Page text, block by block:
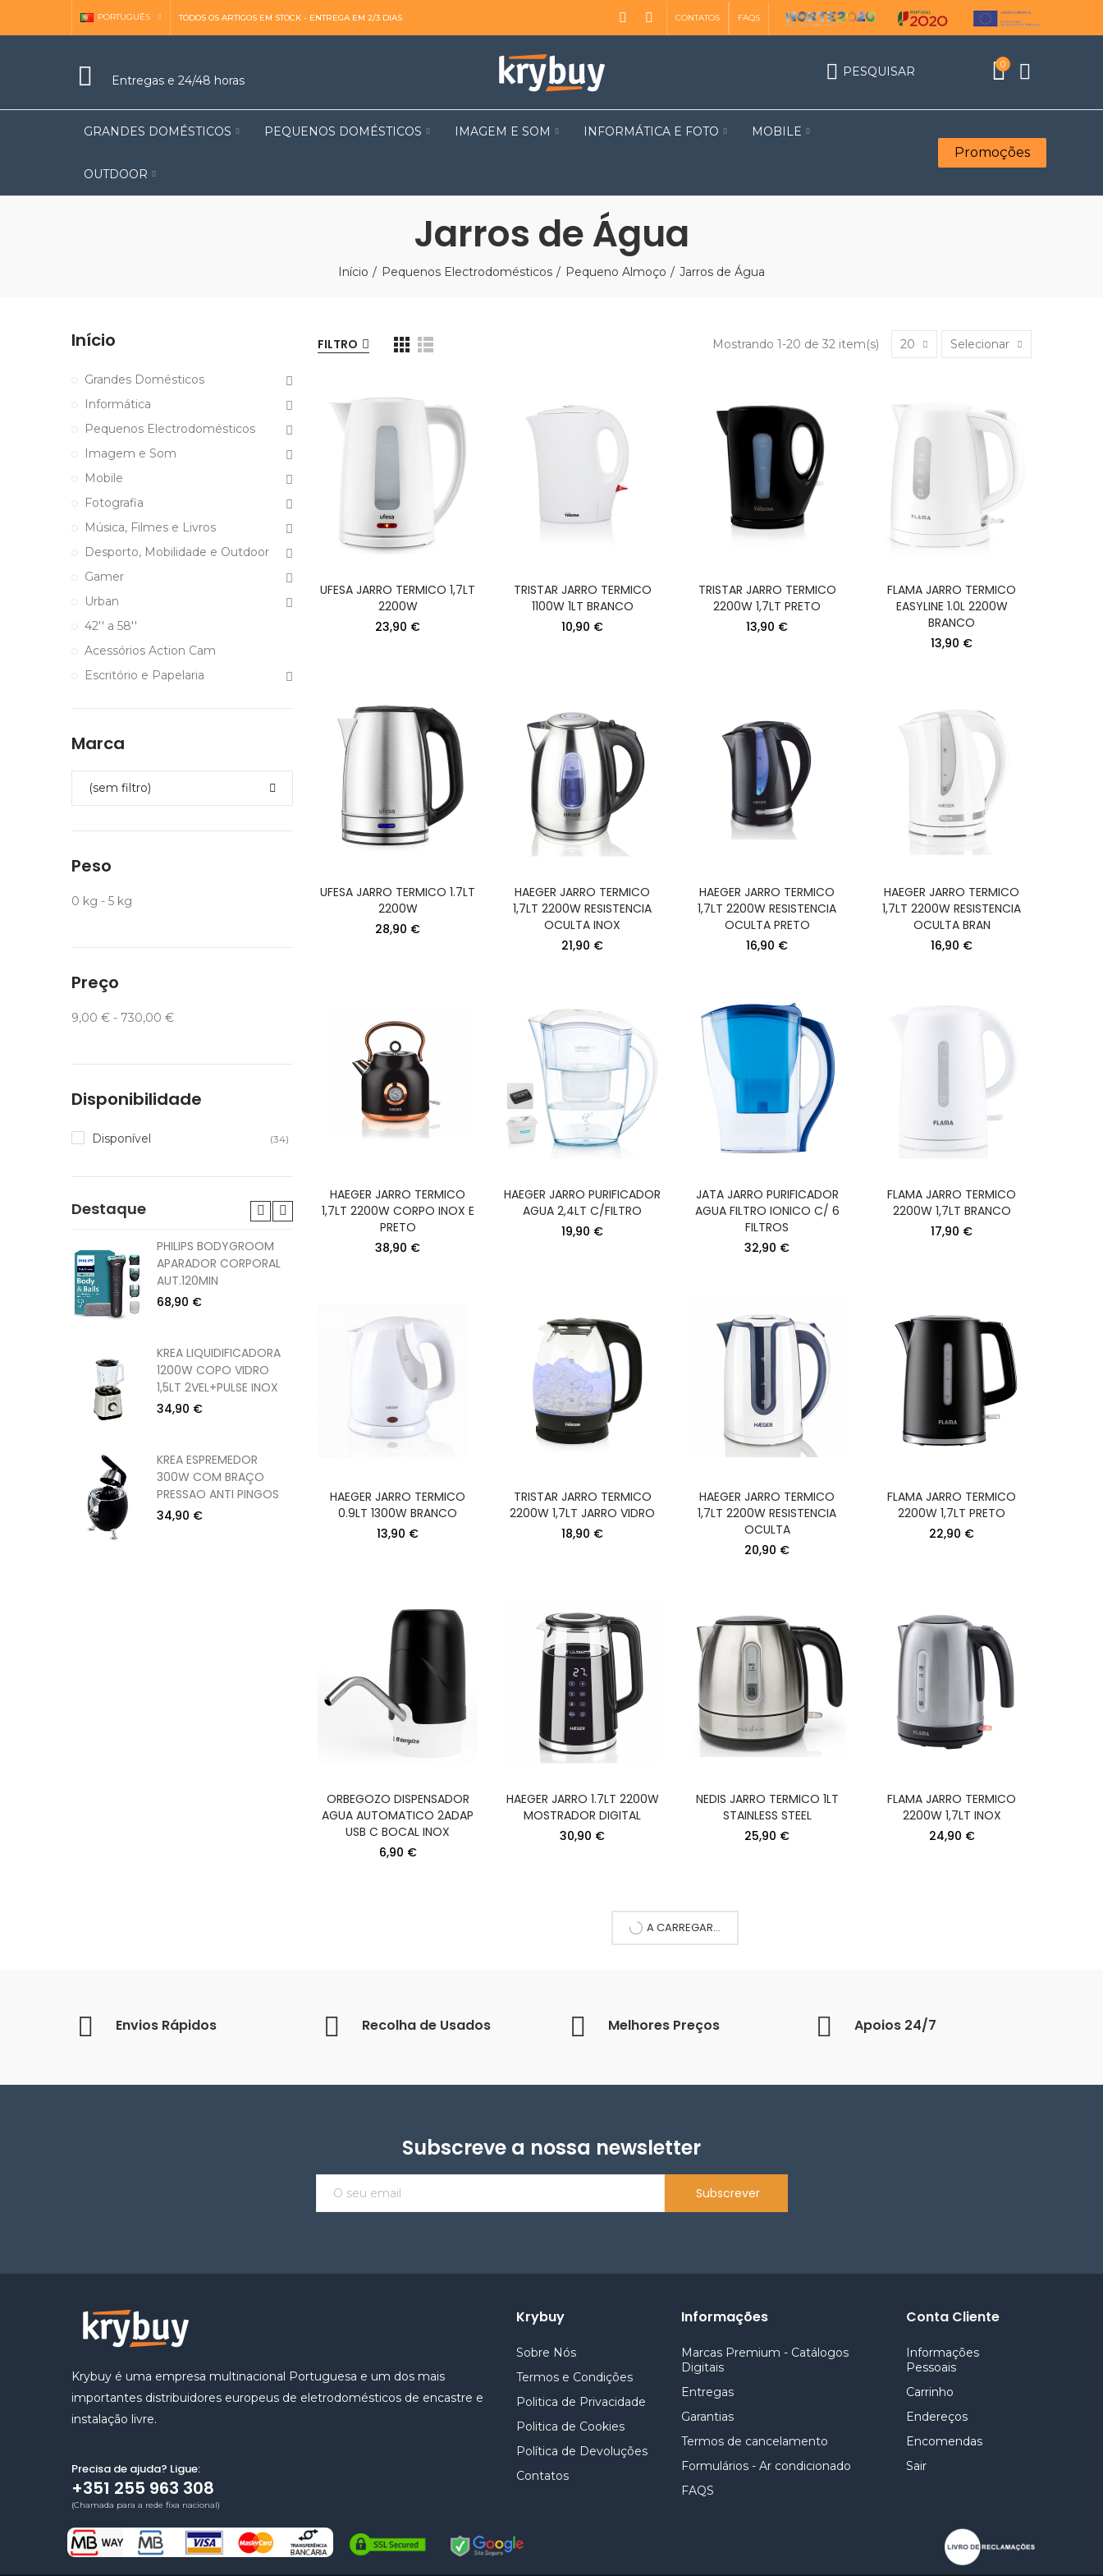
PORTUGUÊS TODOS OS ARTIGOS EM STOCK - ENTREGA EM 2/3 DIAS CONTATOS FAQS
Entregas e 24/48 horas
PESQUISAR 0
GRANDES DOMÉSTICOS PEQUENOS DOMÉSTICOS IMAGEM E SOM INFORMÁTICA E FOTO MOBILE
OUTDOOR
Promoções
Jarros de Água
Início Pequenos Electrodomésticos Pequeno Almoço Jarros de Água
FILTRO Mostrando 1-20 de 32 item(s) 20 Selecionar
UFESA JARRO TERMICO 1,7LT
2200W
23,90 €
TRISTAR JARRO TERMICO
1100W 1LT BRANCO
10,90 €
TRISTAR JARRO TERMICO
2200W 1,7LT PRETO
13,90 €
FLAMA JARRO TERMICO
EASYLINE 1.0L 2200W
BRANCO
13,90 €
UFESA JARRO TERMICO 1.7LT
2200W
28,90 €
HAEGER JARRO TERMICO
1,7LT 2200W RESISTENCIA
OCULTA INOX
21,90 €
HAEGER JARRO TERMICO
1,7LT 2200W RESISTENCIA
OCULTA PRETO
16,90 €
HAEGER JARRO TERMICO
1,7LT 2200W RESISTENCIA
OCULTA BRAN
16,90 €
HAEGER JARRO TERMICO
1,7LT 2200W CORPO INOX E
PRETO
38,90 €
HAEGER JARRO PURIFICADOR
AGUA 2,4LT C/FILTRO
19,90 €
JATA JARRO PURIFICADOR
AGUA FILTRO IONICO C/ 6
FILTROS
32,90 €
FLAMA JARRO TERMICO
2200W 1,7LT BRANCO
17,90 €
HAEGER JARRO TERMICO
0.9LT 1300W BRANCO
13,90 €
TRISTAR JARRO TERMICO
2200W 1,7LT JARRO VIDRO
18,90 €
HAEGER JARRO TERMICO
1,7LT 2200W RESISTENCIA
OCULTA
20,90 €
FLAMA JARRO TERMICO
2200W 1,7LT PRETO
22,90 €
ORBEGOZO DISPENSADOR
AGUA AUTOMATICO 2ADAP
USB C BOCAL INOX
6,90 €
HAEGER JARRO 1.7LT 2200W
MOSTRADOR DIGITAL
30,90 €
NEDIS JARRO TERMICO 1LT
STAINLESS STEEL
25,90 €
FLAMA JARRO TERMICO
2200W 1,7LT INOX
24,90 €
A CARREGAR...
Início
Grandes Domésticos
Informática
Pequenos Electrodomésticos
Imagem e Som
Mobile
Fotografia
Música, Filmes e Livros
Desporto, Mobilidade e Outdoor
Gamer
Urban
42'' a 58''
Acessórios Action Cam
Escritório e Papelaria
Marca
(sem filtro)
Peso
0 kg - 5 kg
Preço
9,00 € - 730,00 €
Disponibilidade
Disponível (34)
Destaque
PHILIPS BODYGROOM
APARADOR CORPORAL
AUT.120MIN
68,90 €
KREA LIQUIDIFICADORA
1200W COPO VIDRO
1,5LT 2VEL+PULSE INOX
34,90 €
KREA ESPREMEDOR
300W COM BRAÇO
PRESSAO ANTI PINGOS
34,90 €
KREA GRELHADOR
34,90 €
KREA GRELHADOR
PLACAS 2400W
295X230MM CORPO
INOX
59,90 €
37,90 €
PHILIPS BODYGROOM
KREA LIQUIDIFICADORA
1,5LT 2VEL+PULSE INOX
34,90 €
PRESSAO ANTI PINGOS
34,90 €
Envios Rápidos Recolha de Usados Melhores Preços Apoios 24/7
Subscreve a nossa newsletter
Subscrever
Krybuy é uma empresa multinacional Portuguesa e um dos mais
importantes distribuidores europeus de eletrodomésticos de encastre e
instalação livre.
Precisa de ajuda? Ligue:
+351 255 963 308
(Chamada para a rede fixa nacional)
Krybuy
Sobre Nós
Termos e Condições
Politica de Privacidade
Politica de Cookies
Política de Devoluções
Contatos
Informações
Marcas Premium - Catálogos
Digitais
Entregas
Garantias
Termos de cancelamento
Formulários - Ar condicionado
FAQS
Conta Cliente
Informações
Pessoais
Carrinho
Endereços
Encomendas
Sair